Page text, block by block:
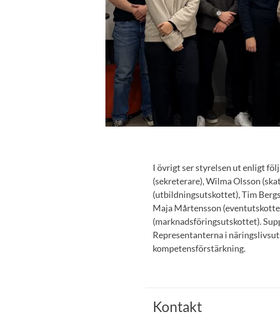
I övrigt ser styrelsen ut enligt
(sekreterare), Wilma Olsson
(utbildningsutskottet), Tim
Maja Mårtensson
(marknadsföringsutskottet).
Representanterna i
kompetensförstärkning.
Kontakt